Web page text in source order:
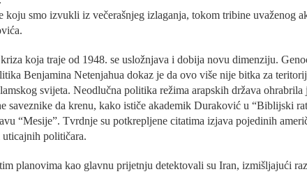
koju smo izvukli iz večerašnjeg izlaganja, tokom tribine uvaženog
koja traje od 1948. se usložnjava i dobija novu dimenziju.
Benjamina Netenjahua dokaz je da ovo više nije bitka za
svijeta. Neodlučna politika režima arapskih država ohrabrila
saveznike da krenu, kako ističe akademik Duraković u “Biblijski
“Mesije”. Tvrdnje su potkrepljene citatima izjava pojedinih
političara.
planovima kao glavnu prijetnju detektovali su Iran, izmišljajući